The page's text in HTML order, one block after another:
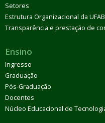
Setores
Estrutura Organizacional da
Transparência e prestação de
Ensino
Ingresso
Graduação
Pós-Graduação
Docentes
Núcleo Educacional de